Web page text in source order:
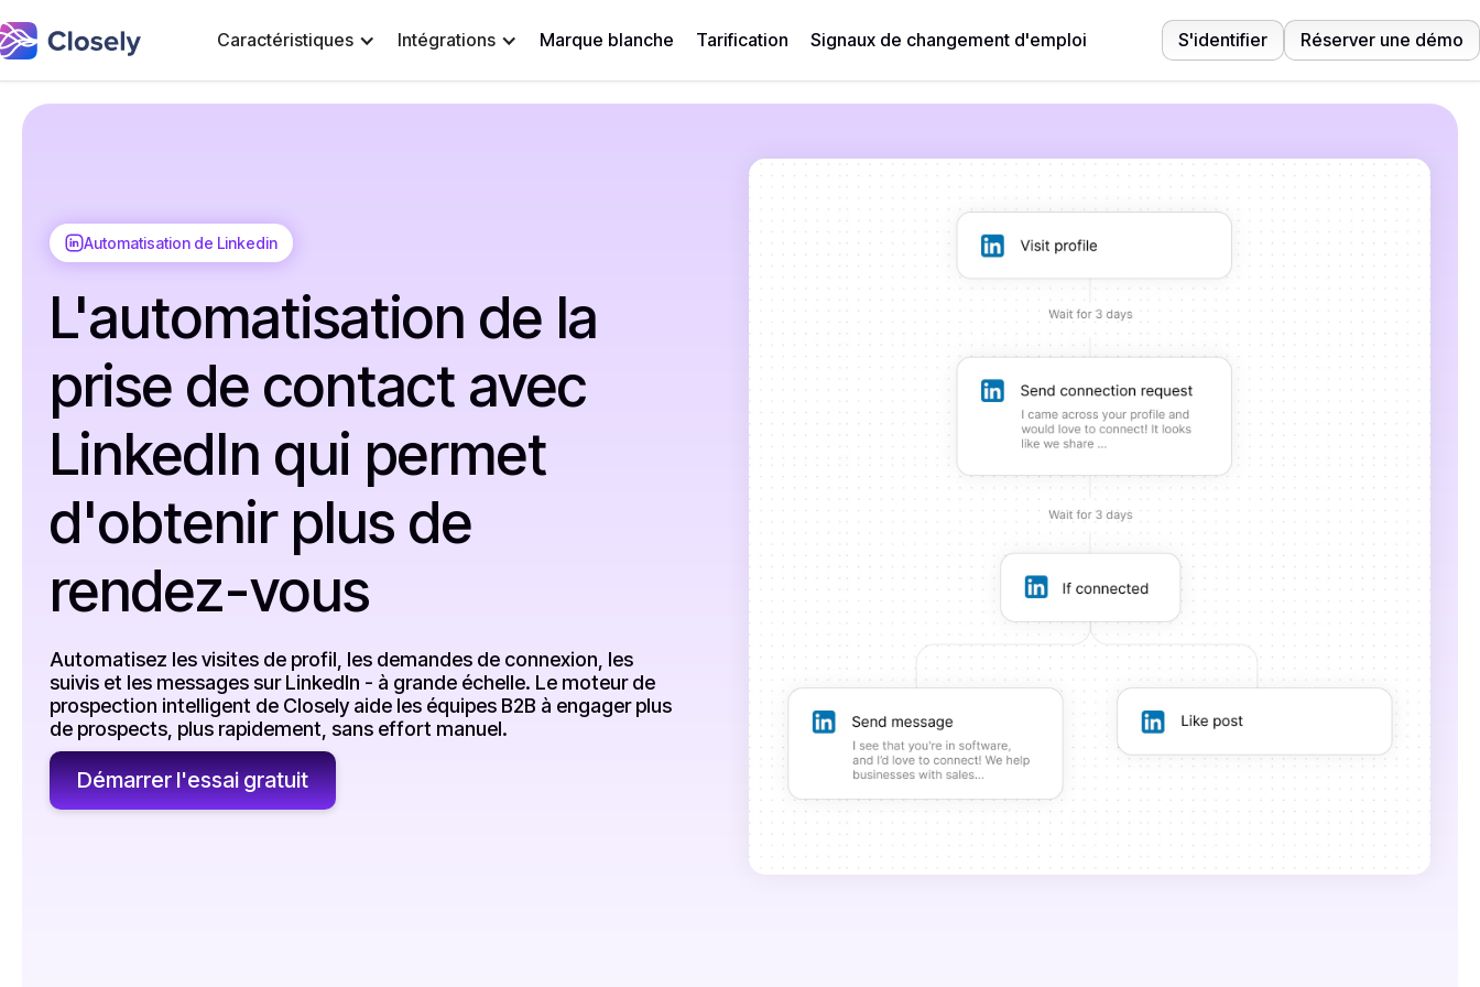
Caractéristiques Intégrations Marque blanche Tarification Signaux de changement d'emploi S'identifier Réserver une démo
Automatisation de Linkedin
L'automatisation de la
prise de contact avec
LinkedIn qui permet
d'obtenir plus de
rendez-vous
Automatisez les visites de profil, les demandes de connexion, les
suivis et les messages sur LinkedIn - à grande échelle. Le moteur de
prospection intelligent de Closely aide les équipes B2B à engager plus
de prospects, plus rapidement, sans effort manuel.
Démarrer l'essai gratuit